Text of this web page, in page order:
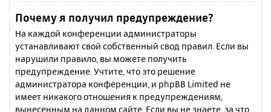
Почему я получил предупреждение?
На каждой конференции администраторы
устанавливают свой собственный свод правил. Если вы
нарушили правило, вы можете получить
предупреждение. Учтите, что это решение
администратора конференции, и phpBB Limited не
имеет никакого отношения к предупреждениям,
вынесенным на данном сайте. Если вы не знаете, за что